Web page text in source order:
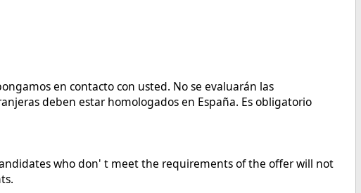
en contacto con usted. No se evaluarán las
deben estar homologados en España. Es obligatorio
who don' t meet the requirements of the offer will not